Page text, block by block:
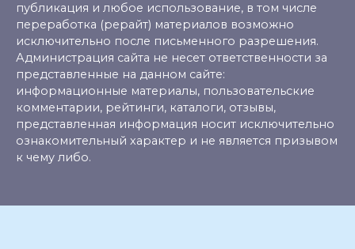
публикация и любое использование, в том числе
переработка (рерайт) материалов возможно
исключительно после письменного разрешения.
Администрация сайта не несет ответственности за
представленные на данном сайте:
информационные материалы, пользовательские
комментарии, рейтинги, каталоги, отзывы,
представленная информация носит исключительно
ознакомительный характер и не является призывом
к чему либо.